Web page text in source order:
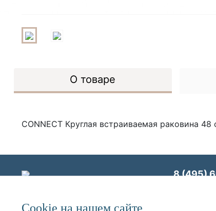
О товаре
CONNECT Круглая встраиваемая раковина
8 (495)
Сookie на нашем сайте